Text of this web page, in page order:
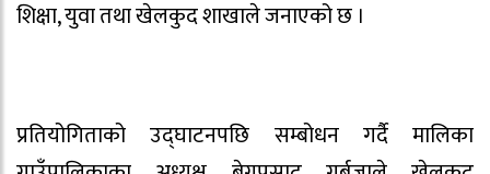
शिक्षा, युवा तथा खेलकुद शाखाले जनाएको छ ।
प्रतियोगिताको उद्घाटनपछि सम्बोधन गर्दै मालिका